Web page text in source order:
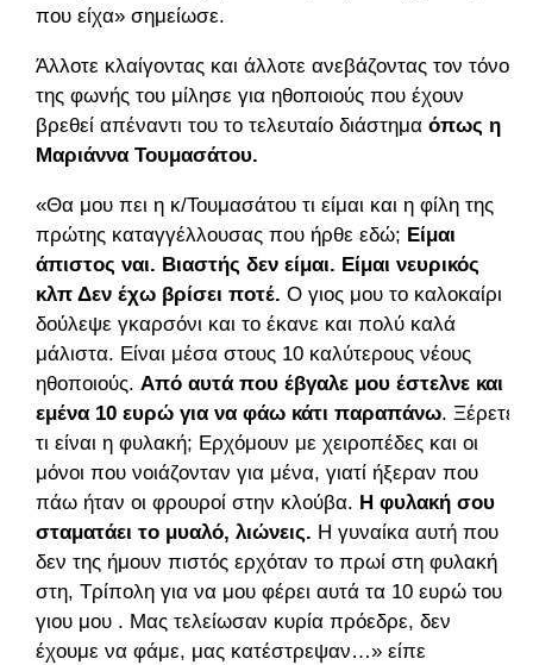
που είχα» σημείωσε.
Άλλοτε κλαίγοντας και άλλοτε ανεβάζοντας τον τόνο
της φωνής του μίλησε για ηθοποιούς που έχουν
βρεθεί απέναντι του το τελευταίο διάστημα όπως η
Μαριάννα Τουμασάτου.
«Θα μου πει η κ/Τουμασάτου τι είμαι και η φίλη της
πρώτης καταγγέλλουσας που ήρθε εδώ; Είμαι
άπιστος ναι. Βιαστής δεν είμαι. Είμαι νευρικός
κλπ Δεν έχω βρίσει ποτέ. Ο γιος μου το καλοκαίρι
δούλεψε γκαρσόνι και το έκανε και πολύ καλά
μάλιστα. Είναι μέσα στους 10 καλύτερους νέους
ηθοποιούς. Από αυτά που έβγαλε μου έστελνε και
εμένα 10 ευρώ για να φάω κάτι παραπάνω. Ξέρετε
τι είναι η φυλακή; Ερχόμουν με χειροπέδες και οι
μόνοι που νοιάζονταν για μένα, γιατί ήξεραν που
πάω ήταν οι φρουροί στην κλούβα. Η φυλακή σου
σταματάει το μυαλό, λιώνεις. Η γυναίκα αυτή που
δεν της ήμουν πιστός ερχόταν το πρωί στη φυλακή
στη, Τρίπολη για να μου φέρει αυτά τα 10 ευρώ του
γιου μου . Μας τελείωσαν κυρία πρόεδρε, δεν
έχουμε να φάμε, μας κατέστρεψαν…» είπε